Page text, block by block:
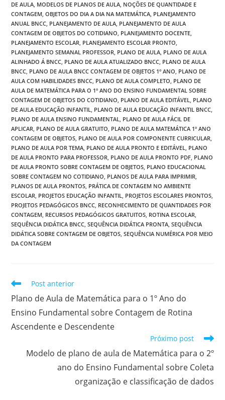
DE AULA, MODELOS DE PLANOS DE AULA, NOÇÕES DE QUANTIDADE E
CONTAGEM, OBJETOS DO DIA A DIA NA MATEMÁTICA, PLANEJAMENTO
ANUAL BNCC, PLANEJAMENTO DE AULA, PLANEJAMENTO DE AULA
CONTAGEM DE OBJETOS DO COTIDIANO, PLANEJAMENTO DOCENTE,
PLANEJAMENTO ESCOLAR, PLANEJAMENTO ESCOLAR PRONTO,
PLANEJAMENTO SEMANAL PROFESSOR, PLANO DE AULA, PLANO DE AULA
ALINHADO Á BNCC, PLANO DE AULA ATUALIZADO BNCC, PLANO DE AULA
BNCC, PLANO DE AULA BNCC CONTAGEM DE OBJETOS 1º ANO, PLANO DE
AULA COM HABILIDADES BNCC, PLANO DE AULA COMPLETO, PLANO DE
AULA DE MATEMÁTICA PARA O 1º ANO DO ENSINO FUNDAMENTAL SOBRE
CONTAGEM DE OBJETOS DO COTIDIANO, PLANO DE AULA EDITÁVEL, PLANO
DE AULA EDUCAÇÃO INFANTIL, PLANO DE AULA EDUCAÇÃO INFANTIL BNCC,
PLANO DE AULA ENSINO FUNDAMENTAL, PLANO DE AULA FÁCIL DE
APLICAR, PLANO DE AULA GRATUITO, PLANO DE AULA MATEMÁTICA 1º ANO
CONTAGEM DE OBJETOS, PLANO DE AULA POR COMPONENTE CURRICULAR,
PLANO DE AULA POR TEMA, PLANO DE AULA PRONTO E EDITÁVEL, PLANO
DE AULA PRONTO PARA PROFESSOR, PLANO DE AULA PRONTO PDF, PLANO
DE AULA PRONTO SOBRE CONTAGEM DE OBJETOS, PLANO EDUCACIONAL
SOBRE CONTAGEM NO COTIDIANO, PLANOS DE AULA PARA IMPRIMIR,
PLANOS DE AULA PRONTOS, PRÁTICA DE CONTAGEM NO AMBIENTE
ESCOLAR, PROJETOS EDUCAÇÃO INFANTIL, PROJETOS ESCOLARES PRONTOS,
PROJETOS PEDAGÓGICOS BNCC, RECONHECIMENTO DE QUANTIDADES POR
CONTAGEM, RECURSOS PEDAGÓGICOS GRATUITOS, ROTINA ESCOLAR,
SEQUÊNCIA DIDÁTICA BNCC, SEQUÊNCIA DIDÁTICA PRONTA, SEQUÊNCIA
DIDÁTICA SOBRE CONTAGEM DE OBJETOS, SEQUÊNCIA NUMÉRICA POR MEIO
DA CONTAGEM
Leia
mais
artigos
Post anterior
Plano de Aula de Matemática para o 1º Ano do
Ensino Fundamental sobre Contagem de Rotina
Ascendente e Descendente
Próximo post
Modelo de plano de aula de Matemática para o 2º
ano do Ensino Fundamental sobre Coleta
organização e classificação de dados